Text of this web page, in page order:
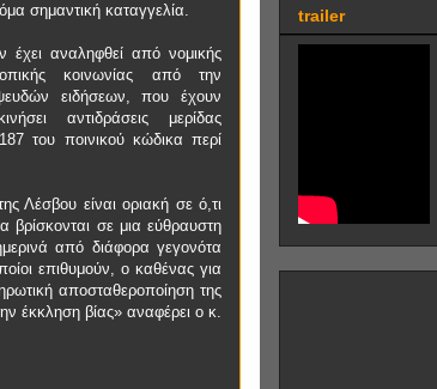
σημαντική καταγγελία.
αναληφθεί από νομικής
κοινωνίας από την
ειδήσεων, που έχουν
αντιδράσεις μερίδας
του ποινικού κώδικα περί
Λέσβου είναι οριακή σε ό,τι
βρίσκονται σε μια εύθραυστη
από διάφορα γεγονότα
επιθυμούν, ο καθένας για
αποσταθεροποίηση της
έκκληση βίας» αναφέρει ο κ.
trailer